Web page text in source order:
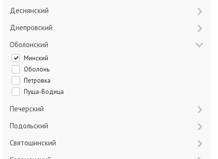
Деснянский
Днепровский
Оболонский
Минский
Оболонь
Петровка
Пуща-Водица
Печерский
Подольский
Святошинский